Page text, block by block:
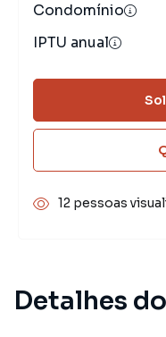
Detalhes
Condomínio
IPTU anual
12 pessoas